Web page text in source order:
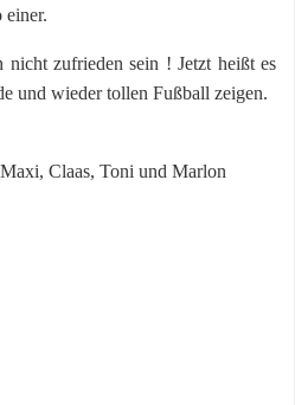
einer.
zufrieden sein ! Jetzt heißt es
und wieder tollen Fußball zeigen.
Claas, Toni und Marlon